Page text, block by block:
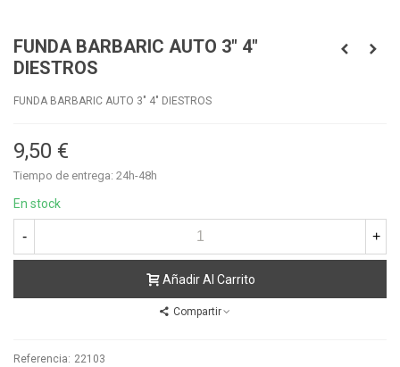
FUNDA BARBARIC AUTO 3" 4"
DIESTROS
FUNDA BARBARIC AUTO 3" 4" DIESTROS
9,50 €
Tiempo de entrega: 24h-48h
En stock
- +
Añadir Al Carrito
Compartir
Referencia: 22103